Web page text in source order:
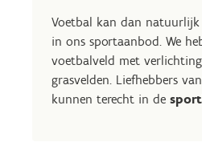
Voetbal kan dan
in ons sportaanbod. We
voetbalveld met
grasvelden. Liefhebbers
kunnen terecht in de